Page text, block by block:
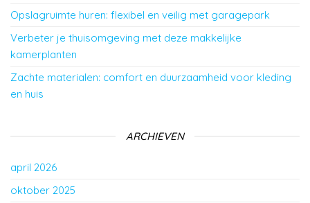
Opslagruimte huren: flexibel en veilig met garagepark
Verbeter je thuisomgeving met deze makkelijke
kamerplanten
Zachte materialen: comfort en duurzaamheid voor kleding
en huis
ARCHIEVEN
april 2026
oktober 2025